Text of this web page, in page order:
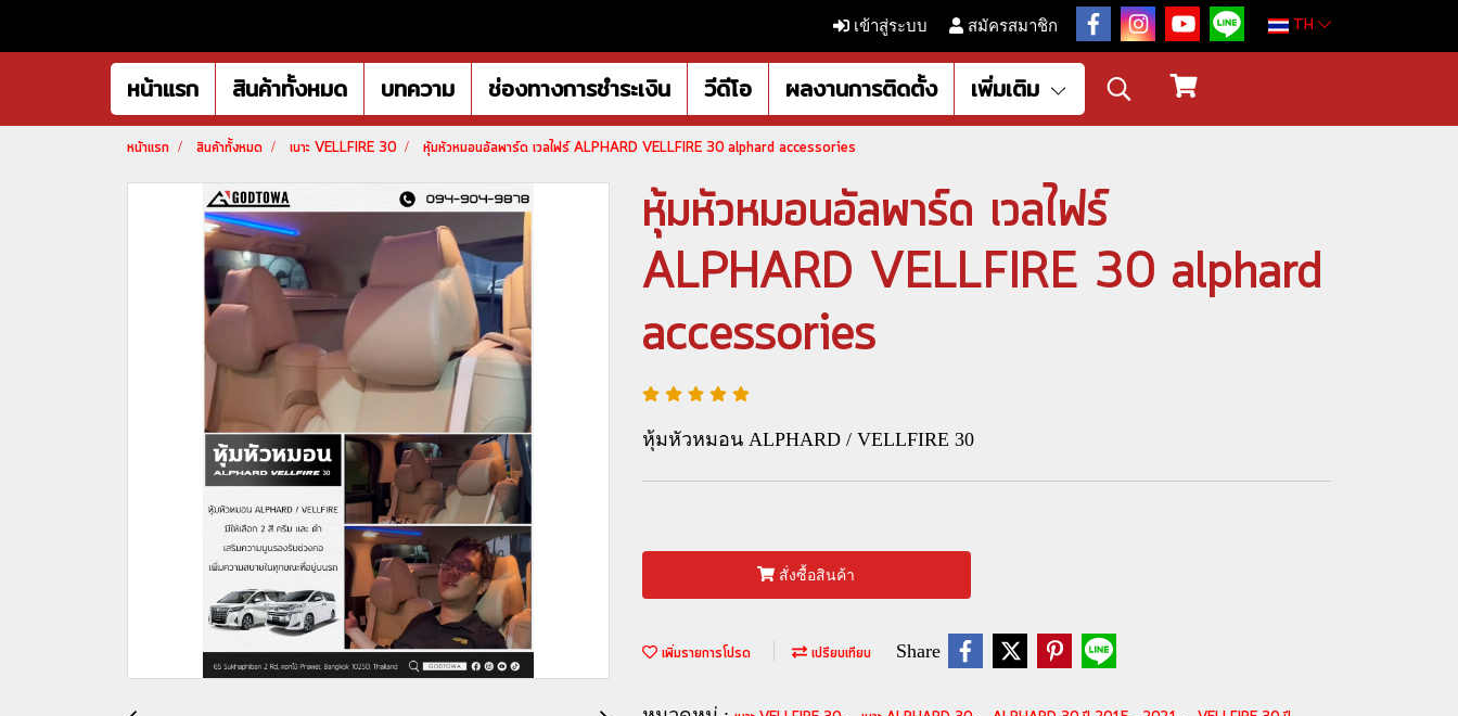
เข้าสู่ระบบ สมัครสมาชิก TH
หน้าแรก สินค้าทั้งหมด บทความ ช่องทางการชำระเงิน วีดีโอ ผลงานการติดตั้ง เพิ่มเติม
หน้าแรก สินค้าทั้งหมด เบาะ VELLFIRE 30 หุ้มหัวหมอนอัลพาร์ด เวลไฟร์ ALPHARD VELLFIRE 30 alphard accessories
หุ้มหัวหมอนอัลพาร์ด เวลไฟร์
ALPHARD VELLFIRE 30 alphard
accessories
หุ้มหัวหมอน ALPHARD / VELLFIRE 30
สั่งซื้อสินค้า
เพิ่มรายการโปรด เปรียบเทียบ Share